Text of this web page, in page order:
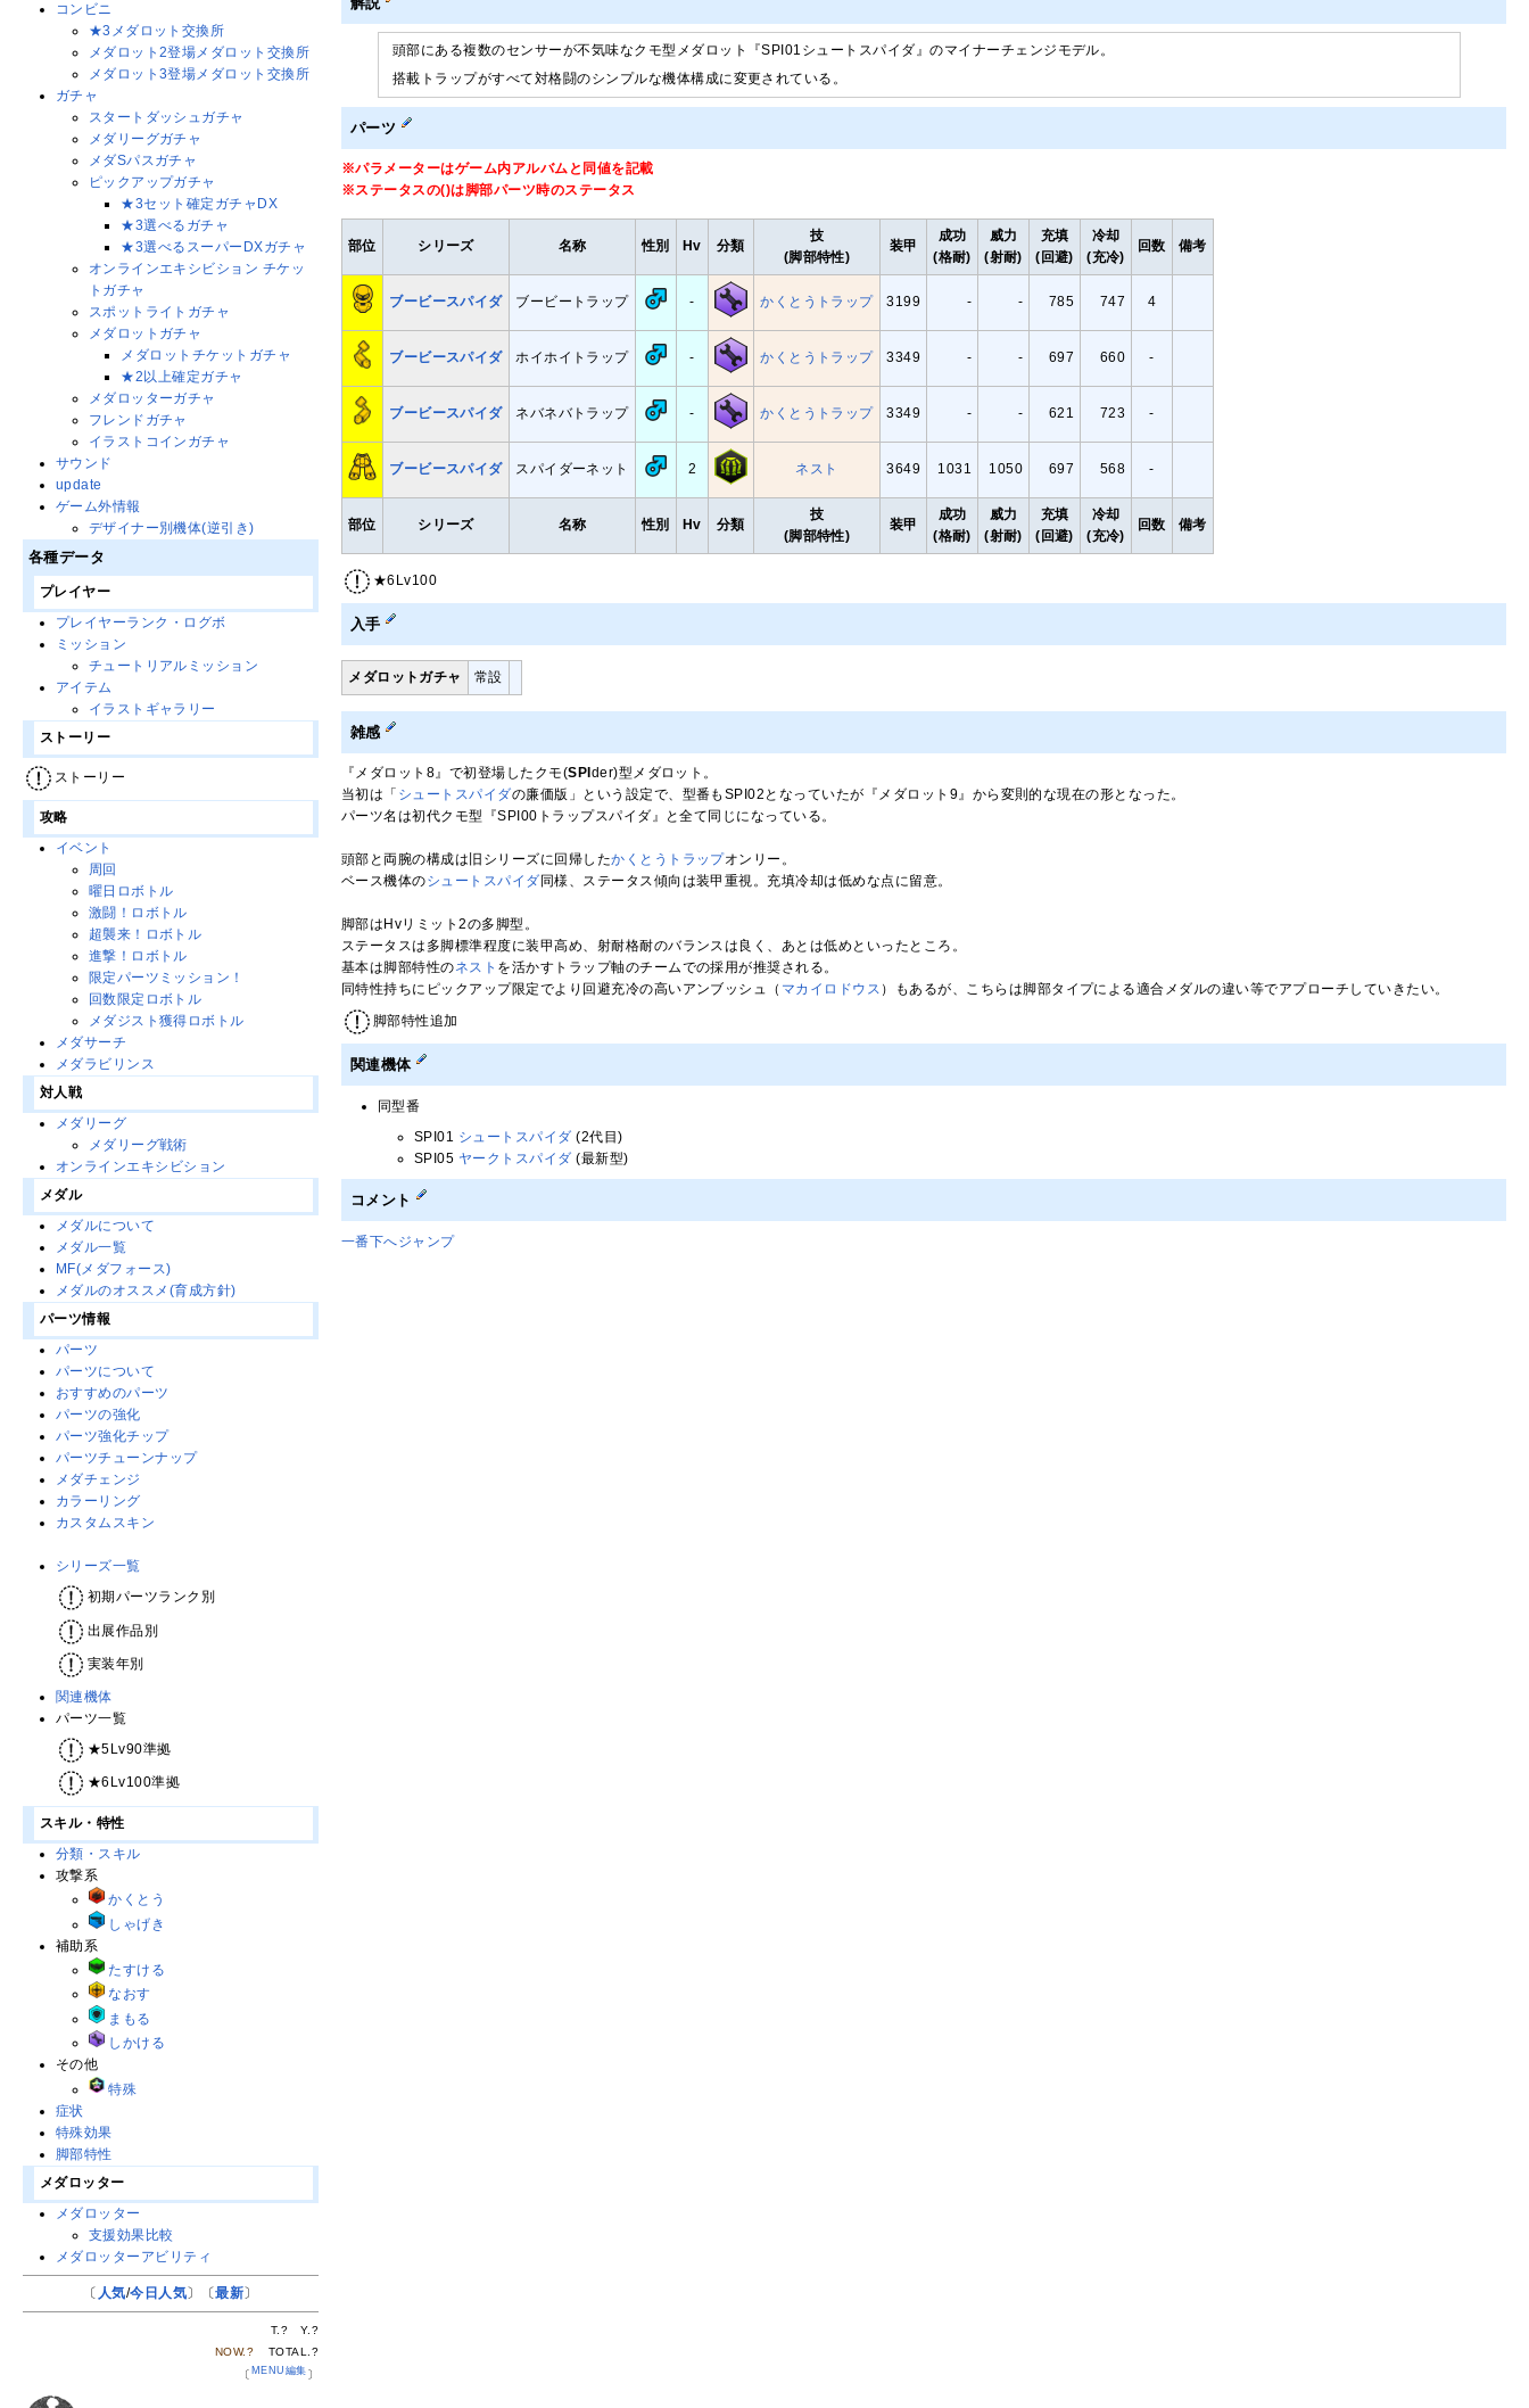
頭部にある複数のセンサーが不気味なクモ型メダロット『SPI01シュートスパイダ』のマイナーチェンジモデル。
搭載トラップがすべて対格闘のシンプルな機体構成に変更されている。
パーツ
※パラメーターはゲーム内アルバムと同値を記載
※ステータスの()は脚部パーツ時のステータス
部位 シリーズ 名称 性別 Hv 分類
技
(脚部特性)
装甲
成功
(格耐)
威力
(射耐)
充填
(回避)
冷却
(充冷)
回数 備考
部位 シリーズ 名称 性別 Hv 分類
技
(脚部特性)
装甲
成功
(格耐)
威力
(射耐)
充填
(回避)
冷却
(充冷)
回数 備考
ブービースパイダ ブービートラップ - かくとうトラップ 3199 - - 785 747 4
ブービースパイダ ホイホイトラップ - かくとうトラップ 3349 - - 697 660 -
ブービースパイダ ネバネバトラップ - かくとうトラップ 3349 - - 621 723 -
ブービースパイダ スパイダーネット 2 ネスト 3649 1031 1050 697 568 -
★6Lv100
入手
メダロットガチャ 常設
雑感
『メダロット8』で初登場したクモ(SPI der)型メダロット。
当初は「 シュートスパイダの廉価版」という設定で、型番もSPI02となっていたが『メダロット9』から変則的な現在の形となった。
パーツ名は初代クモ型『SPI00トラップスパイダ』と全て同じになっている。
頭部と両腕の構成は旧シリーズに回帰したかくとうトラップオンリー。
ベース機体のシュートスパイダ 同様、ステータス傾向は装甲重視。充填冷却は低めな点に留意。
脚部はHvリミット2の多脚型。
ステータスは多脚標準程度に装甲高め、射耐格耐のバランスは良く、あとは低めといったところ。
基本は脚部特性のネスト を活かすトラップ軸のチームでの採用が推奨される。
同特性持ちにピックアップ限定でより回避充冷の高いアンブッシュ（ マカイロドウス ）もあるが、こちらは脚部タイプによる適合メダルの違い等でアプローチしていきたい。
脚部特性追加
関連機体
同型番
SPI01 シュートスパイダ (2代目)
SPI05 ヤークトスパイダ (最新型)
コメント
一番下へジャンプ
コンビニ
★3メダロット交換所
メダロット2登場メダロット交換所
メダロット3登場メダロット交換所
ガチャ
スタートダッシュガチャ
メダリーグガチャ
メダSパスガチャ
ピックアップガチャ
★3セット確定ガチャDX
★3選べるガチャ
★3選べるスーパーDXガチャ
オンラインエキシビション チケッ
トガチャ
スポットライトガチャ
メダロットガチャ
メダロットチケットガチャ
★2以上確定ガチャ
メダロッターガチャ
フレンドガチャ
イラストコインガチャ
サウンド
update
ゲーム外情報
デザイナー別機体(逆引き)
各種データ
プレイヤー
プレイヤーランク・ログボ
ミッション
チュートリアルミッション
アイテム
イラストギャラリー
ストーリー
ストーリー
攻略
イベント
周回
曜日ロボトル
激闘！ロボトル
超襲来！ロボトル
進撃！ロボトル
限定パーツミッション！
回数限定ロボトル
メダジスト獲得ロボトル
メダサーチ
メダラビリンス
対人戦
メダリーグ
メダリーグ戦術
オンラインエキシビション
メダル
メダルについて
メダル一覧
MF(メダフォース)
メダルのオススメ(育成方針)
パーツ情報
パーツ
パーツについて
おすすめのパーツ
パーツの強化
パーツ強化チップ
パーツチューンナップ
メダチェンジ
カラーリング
カスタムスキン
シリーズ一覧
初期パーツランク別
出展作品別
実装年別
関連機体
パーツ一覧
★5Lv90準拠
★6Lv100準拠
スキル・特性
分類・スキル
攻撃系
かくとう
しゃげき
補助系
たすける
なおす
まもる
しかける
その他
特殊
症状
特殊効果
脚部特性
メダロッター
メダロッター
支援効果比較
メダロッターアビリティ
〔 人気/今日人気〕〔最新〕
T. ? Y. ?
NOW.? TOTAL. ?
〔 MENU編集 〕